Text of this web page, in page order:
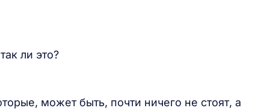
ли это?
может быть, почти ничего не стоят, а